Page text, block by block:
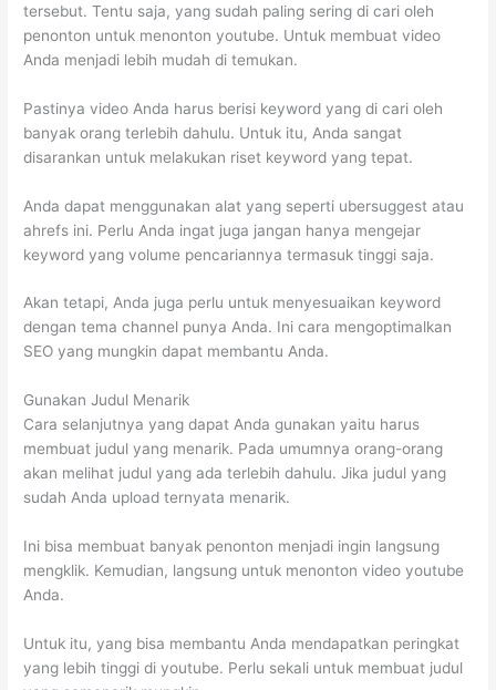
tersebut. Tentu saja, yang sudah paling sering di cari oleh
penonton untuk menonton youtube. Untuk membuat video
Anda menjadi lebih mudah di temukan.
Pastinya video Anda harus berisi keyword yang di cari oleh
banyak orang terlebih dahulu. Untuk itu, Anda sangat
disarankan untuk melakukan riset keyword yang tepat.
Anda dapat menggunakan alat yang seperti ubersuggest atau
ahrefs ini. Perlu Anda ingat juga jangan hanya mengejar
keyword yang volume pencariannya termasuk tinggi saja.
Akan tetapi, Anda juga perlu untuk menyesuaikan keyword
dengan tema channel punya Anda. Ini cara mengoptimalkan
SEO yang mungkin dapat membantu Anda.
Gunakan Judul Menarik
Cara selanjutnya yang dapat Anda gunakan yaitu harus
membuat judul yang menarik. Pada umumnya orang-orang
akan melihat judul yang ada terlebih dahulu. Jika judul yang
sudah Anda upload ternyata menarik.
Ini bisa membuat banyak penonton menjadi ingin langsung
mengklik. Kemudian, langsung untuk menonton video youtube
Anda.
Untuk itu, yang bisa membantu Anda mendapatkan peringkat
yang lebih tinggi di youtube. Perlu sekali untuk membuat judul